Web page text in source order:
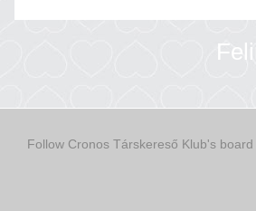
Follow Cronos Társkereső Klub's